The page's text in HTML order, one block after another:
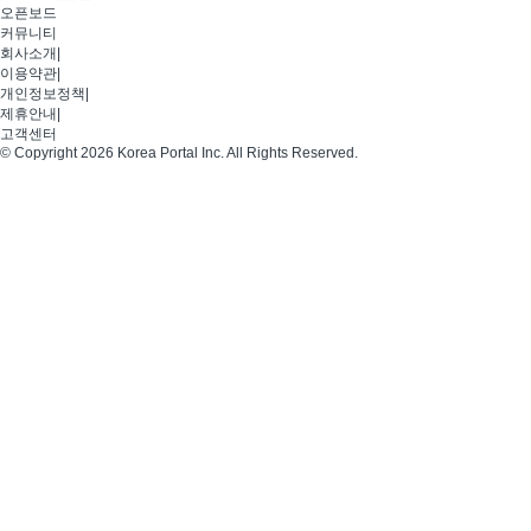
오픈보드
커뮤니티
회사소개
이용약관
개인정보정책
제휴안내
고객센터
© Copyright 2026 Korea Portal Inc. All Rights Reserved.